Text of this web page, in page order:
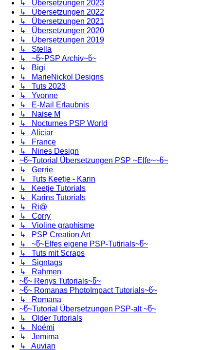
↳ Übersetzungen 2023
↳ Übersetzungen 2022
↳ Übersetzungen 2021
↳ Übersetzungen 2020
↳ Übersetzungen 2019
↳ Stella
↳ ~წ~PSP Archiv~წ~
↳ Bigi
↳ MarieNickol Designs
↳ Tuts 2023
↳ Yvonne
↳ E-Mail Erlaubnis
↳ Naise M
↳ Nocturnes PSP World
↳ Aliciar
↳ France
↳ Nines Design
~წ~Tutorial Übersetzungen PSP ~Elfe~~წ~
↳ Gerrie
↳ Tuts Keetje - Karin
↳ Keetje Tutorials
↳ Karins Tutorials
↳ Ri@
↳ Corry
↳ Violine graphisme
↳ PSP Creation Art
↳ ~წ~Elfes eigene PSP-Tutirials~წ~
↳ Tuts mit Scraps
↳ Signtags
↳ Rahmen
~წ~ Renys Tutorials~წ~
~წ~ Romanas PhotoImpact Tutorials~წ~
↳ Romana
~წ~Tutorial Übersetzungen PSP-alt ~წ~
↳ Older Tutorials
↳ Noémi
↳ Jemima
↳ Auvian